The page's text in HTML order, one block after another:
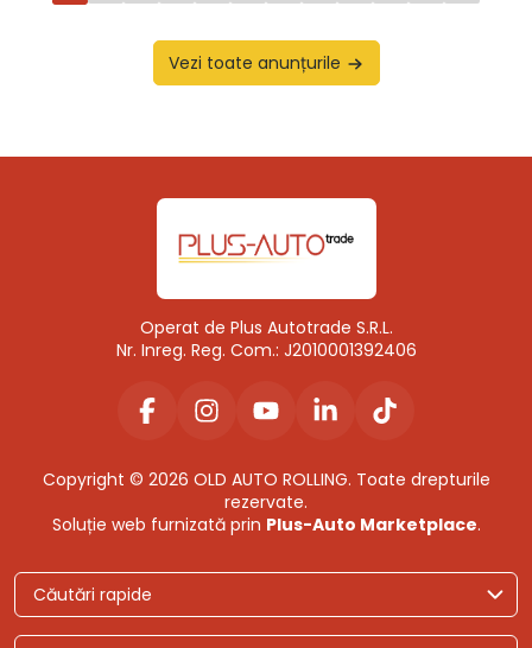
Vezi toate anunțurile
Operat de Plus Autotrade S.R.L.
Nr. Inreg. Reg. Com.: J2010001392406
Copyright © 2026 OLD AUTO ROLLING. Toate drepturile
rezervate.
Soluție web furnizată prin Plus-Auto Marketplace.
Căutări rapide